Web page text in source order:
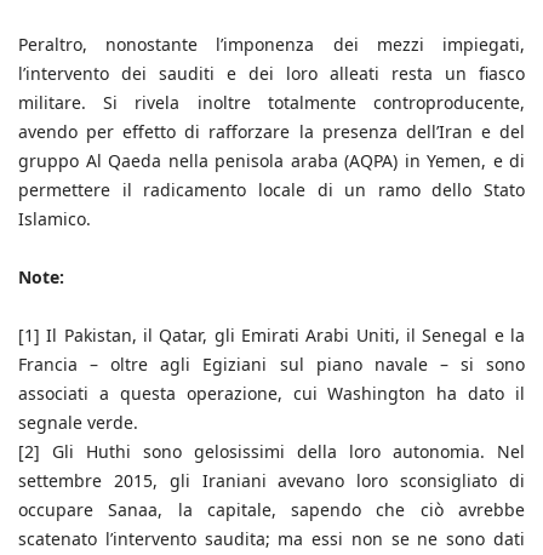
Peraltro, nonostante l’imponenza dei mezzi impiegati,
l’intervento dei sauditi e dei loro alleati resta un fiasco
militare. Si rivela inoltre totalmente controproducente,
avendo per effetto di rafforzare la presenza dell’Iran e del
gruppo Al Qaeda nella penisola araba (AQPA) in Yemen, e di
permettere il radicamento locale di un ramo dello Stato
Islamico.
Note:
[1] Il Pakistan, il Qatar, gli Emirati Arabi Uniti, il Senegal e la
Francia – oltre agli Egiziani sul piano navale – si sono
associati a questa operazione, cui Washington ha dato il
segnale verde.
[2] Gli Huthi sono gelosissimi della loro autonomia. Nel
settembre 2015, gli Iraniani avevano loro sconsigliato di
occupare Sanaa, la capitale, sapendo che ciò avrebbe
scatenato l’intervento saudita; ma essi non se ne sono dati